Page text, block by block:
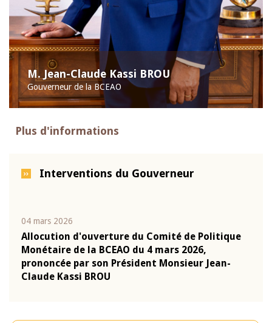
M. Jean-Claude Kassi BROU
Gouverneur de la BCEAO
Plus d'informations
Interventions du Gouverneur
04 mars 2026
Allocution d'ouverture du Comité de Politique
Monétaire de la BCEAO du 4 mars 2026,
prononcée par son Président Monsieur Jean-
Claude Kassi BROU